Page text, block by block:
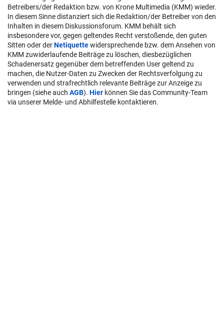
Betreibers/der Redaktion bzw. von Krone Multimedia (KMM) wieder.
In diesem Sinne distanziert sich die Redaktion/der Betreiber von den
Inhalten in diesem Diskussionsforum. KMM behält sich
insbesondere vor, gegen geltendes Recht verstoßende, den guten
Sitten oder derNetiquettewidersprechende bzw. dem Ansehen von
KMM zuwiderlaufende Beiträge zu löschen, diesbezüglichen
Schadenersatz gegenüber dem betreffenden User geltend zu
machen, die Nutzer-Daten zu Zwecken der Rechtsverfolgung zu
verwenden und strafrechtlich relevante Beiträge zur Anzeige zu
bringen (siehe auch AGB). Hier können Sie das Community-Team
via unserer Melde- und Abhilfestelle kontaktieren.